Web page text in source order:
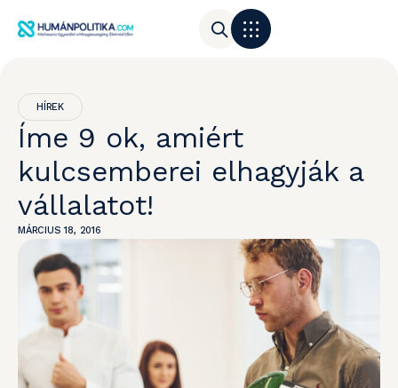
HÍREK
Íme 9 ok, amiért
kulcsemberei elhagyják a
vállalatot!
MÁRCIUS 18, 2016